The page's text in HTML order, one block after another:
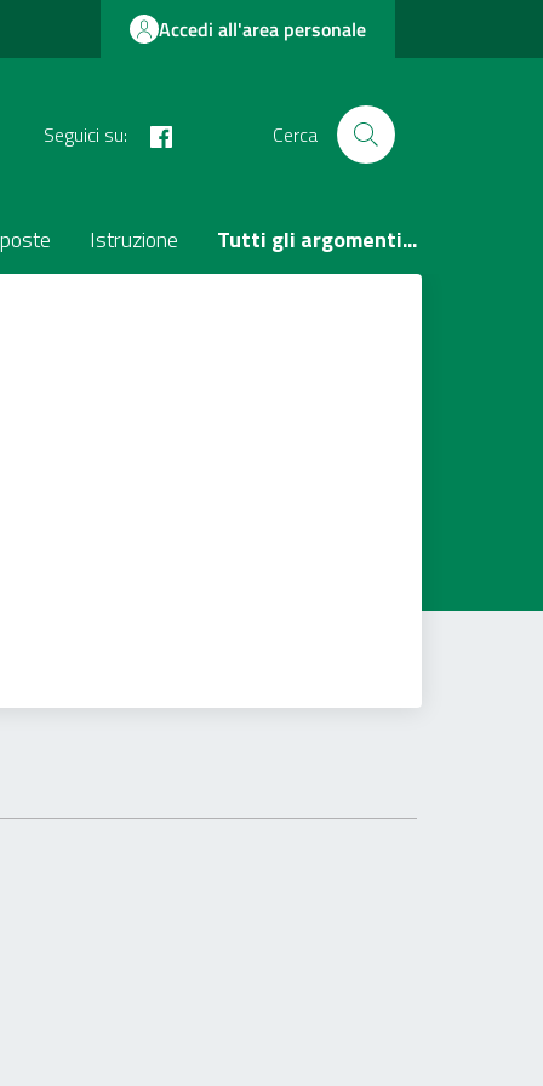
Accedi all'area personale
Seguici su: Cerca
Istruzione Tutti gli argomenti...